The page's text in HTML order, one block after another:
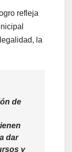
refleja
la
de
dar
y